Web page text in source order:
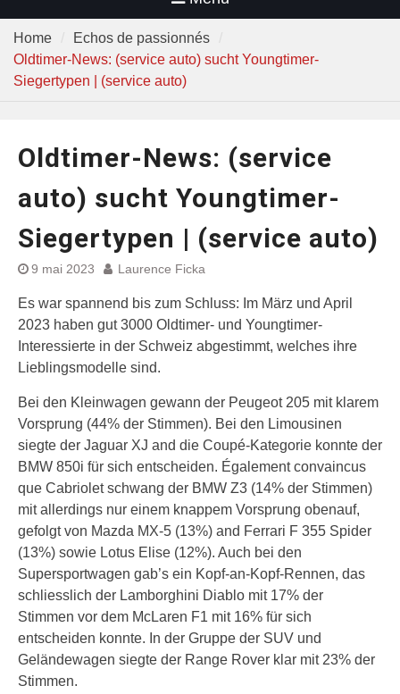
Home
Echos de passionnés
Oldtimer-News: (service auto) sucht Youngtimer-
Siegertypen | (service auto)
Oldtimer-News: (service
auto) sucht Youngtimer-
Siegertypen | (service auto)
9 mai 2023 Laurence Ficka
Es war spannend bis zum Schluss: Im März und April
2023 haben gut 3000 Oldtimer- und Youngtimer-
Interessierte in der Schweiz abgestimmt, welches ihre
Lieblingsmodelle sind.
Bei den Kleinwagen gewann der Peugeot 205 mit klarem
Vorsprung (44% der Stimmen). Bei den Limousinen
siegte der Jaguar XJ and die Coupé-Kategorie konnte der
BMW 850i für sich entscheiden. Également convaincus
que Cabriolet schwang der BMW Z3 (14% der Stimmen)
mit allerdings nur einem knappem Vorsprung obenauf,
gefolgt von Mazda MX-5 (13%) and Ferrari F 355 Spider
(13%) sowie Lotus Elise (12%). Auch bei den
Supersportwagen gab’s ein Kopf-an-Kopf-Rennen, das
schliesslich der Lamborghini Diablo mit 17% der
Stimmen vor dem McLaren F1 mit 16% für sich
entscheiden konnte. In der Gruppe der SUV und
Geländewagen siegte der Range Rover klar mit 23% der
Stimmen.